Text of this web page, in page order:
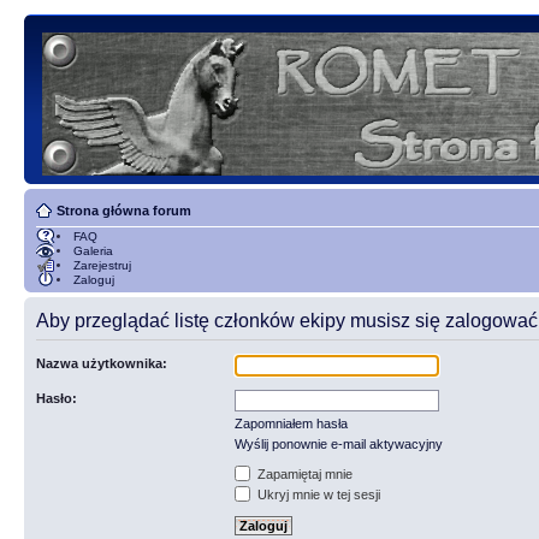
Strona główna forum
FAQ
Galeria
Zarejestruj
Zaloguj
Aby przeglądać listę członków ekipy musisz się
Nazwa użytkownika:
Hasło:
Zapomniałem hasła
Wyślij ponownie e-mail aktywacyjny
Zapamiętaj mnie
Ukryj mnie w tej sesji